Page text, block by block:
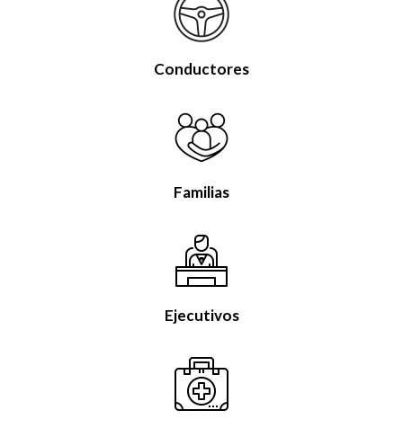
Conductores
Familias
Ejecutivos